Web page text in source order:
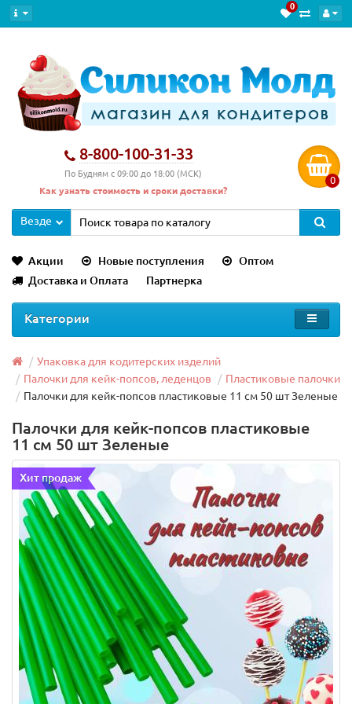
0
8-800-100-31-33
По Будням с 09:00 до 18:00 (МСК)
Как узнать стоимость и сроки доставки?
0
Везде
Акции Новые поступления
Оптом
Доставка и Оплата
Партнерка
Категории
Упаковка для кодитерских изделий
Палочки для кейк-попсов, леденцов
Пластиковые палочки
Палочки для кейк-попсов пластиковые 11 см 50 шт Зеленые
Палочки для кейк-попсов пластиковые
11 см 50 шт Зеленые
Хит продаж